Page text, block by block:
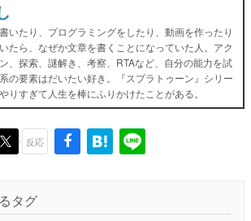
いたり、プログラミングをしたり、動画を作ったり
たら、なぜか文章を書くことになっていた人。アク
、探索、謎解き、考察、RTAなど、自分の能力を試
の要素はだいたい好き。『スプラトゥーン』シリー
りすぎて人生を棒にふりかけたことがある。
反応
タグ